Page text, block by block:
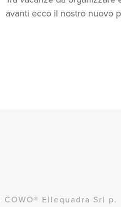
avanti ecco il nostro nuovo
Ellequadra Srl p.